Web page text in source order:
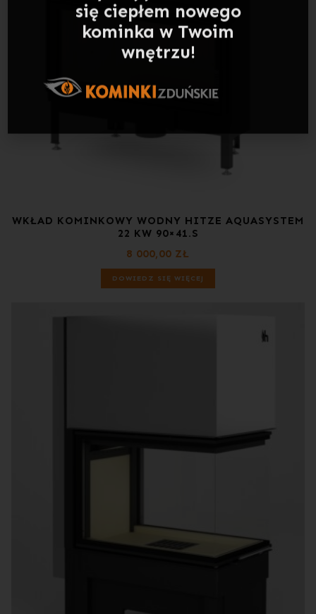
WKŁAD KOMINKOWY WODNY HITZE AQUASYSTEM
22 KW 90×41.S
8 000,00 ZŁ
DOWIEDZ SIĘ WIĘCEJ